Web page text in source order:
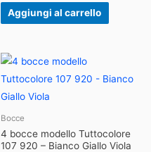
Aggiungi al carrello
Bocce
4 bocce modello Tuttocolore
107 920 – Bianco Giallo Viola